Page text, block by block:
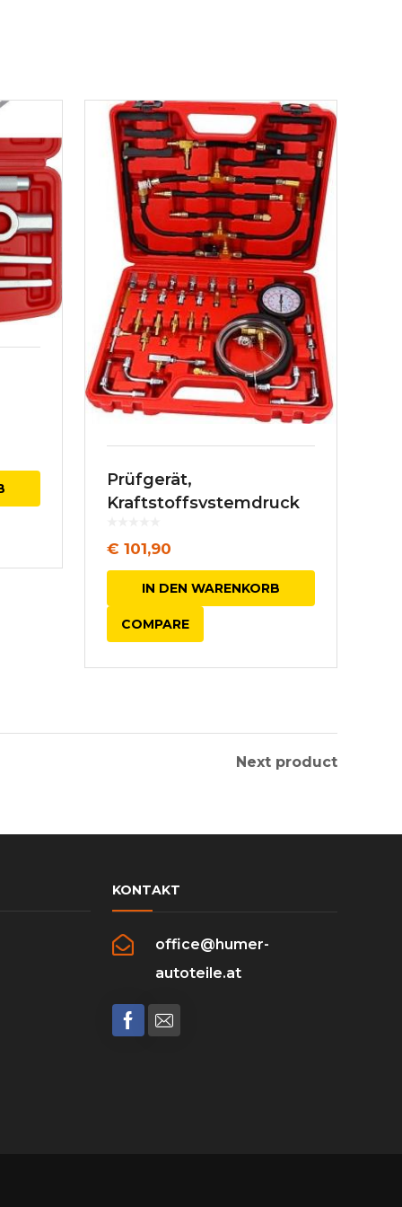
Prüfgerät,
Kraftstoffsystemdruck
€ 101,90
IN DEN WARENKORB
COMPARE
Next product
KONTAKT
office@humer-
autoteile.at